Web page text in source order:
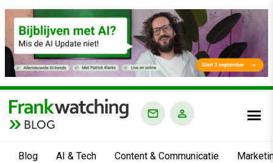
BLOG
Blog AI & Tech Content & Communicatie